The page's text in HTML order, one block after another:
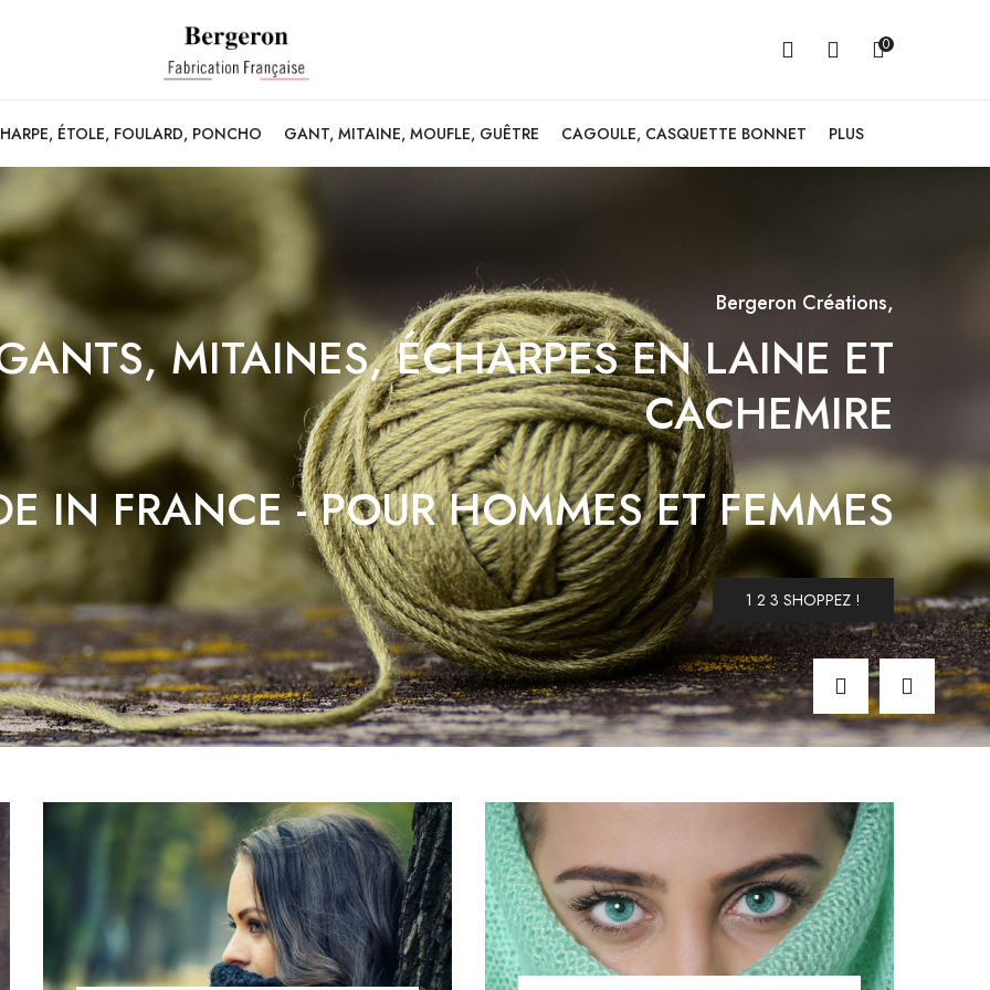
0
ÉTOLE, FOULARD, PONCHO GANT, MITAINE, MOUFLE, GUÊTRE CAGOULE, CASQUETTE BONNET PLUS
Bergeron Créations,
MITAINES, ÉCHARPES EN LAINE ET
CACHEMIRE
IN FRANCE - POUR HOMMES ET FEMMES
1 2 3 SHOPPEZ !